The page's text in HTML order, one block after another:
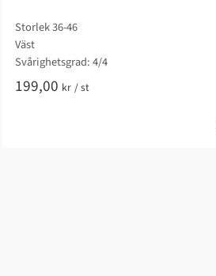
Storlek 36-46
Väst
Svårighetsgrad: 4/4​
199,00 kr /st